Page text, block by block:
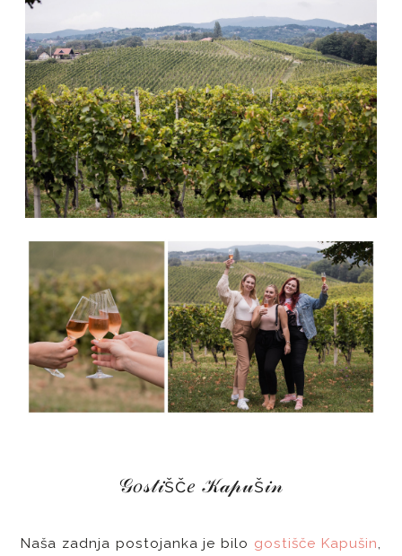
𝒢𝑜𝓈𝓉𝒾šč𝑒 𝒦𝒶𝓅𝓊š𝒾𝓃
Naša zadnja postojanka je bilo gostišče Kapušin,